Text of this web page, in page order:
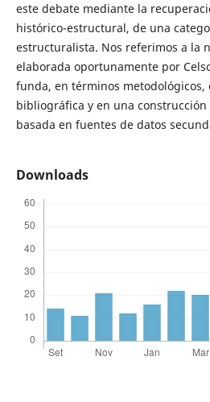
este debate mediante la
histórico-estructural, de una
estructuralista. Nos referimos a la
elaborada oportunamente por
funda, en términos metodológicos,
bibliográfica y en una
basada en fuentes de datos
Downloads